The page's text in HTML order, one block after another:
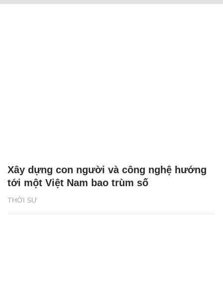
THỜI SỰ
Xây dựng con người và công nghệ hướng
tới một Việt Nam bao trùm số